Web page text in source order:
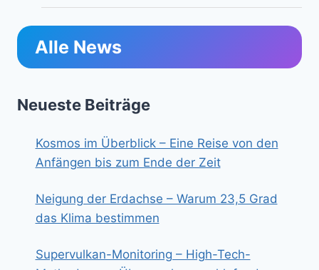
Alle News
Neueste Beiträge
Kosmos im Überblick – Eine Reise von den
Anfängen bis zum Ende der Zeit
Neigung der Erdachse – Warum 23,5 Grad
das Klima bestimmen
Supervulkan-Monitoring – High-Tech-